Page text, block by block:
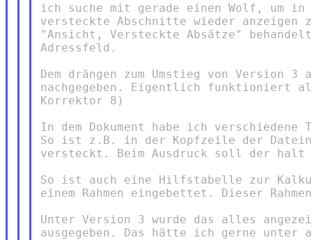
ich suche mit gerade einen Wolf, um in
versteckte Abschnitte wieder anzeigen
"Ansicht, Versteckte Absätze"
Adressfeld.
Dem drängen zum Umstieg von Version
nachgegeben. Eigentlich funktioniert
Korrektor 8)
In dem Dokument habe ich
So ist z.B. in der Kopfzeile der
versteckt. Beim Ausdruck soll der
So ist auch eine Hilfstabelle zur
einem Rahmen eingebettet. Dieser
Unter Version 3 wurde das alles
ausgegeben. Das hätte ich gerne unter